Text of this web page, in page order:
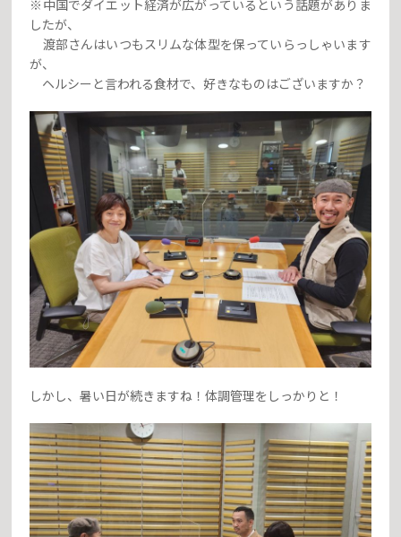
※中国でダイエット経済が広がっているという話題がありま
したが、
渡部さんはいつもスリムな体型を保っていらっしゃいます
が、
ヘルシーと言われる食材で、好きなものはございますか？
しかし、暑い日が続きますね！体調管理をしっかりと！